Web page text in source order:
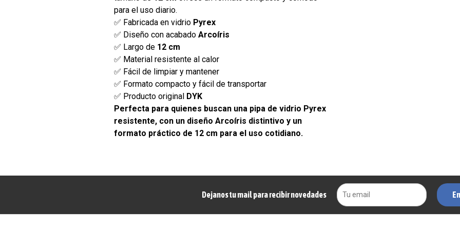
para el uso diario.
✅ Fabricada en vidrio Pyrex
✅ Diseño con acabadoArcoíris
✅ Largo de 12 cm
✅ Material resistente al calor
✅ Fácil de limpiar y mantener
✅ Formato compacto y fácil de transportar
✅ Producto original DYK
Perfecta para quienes buscan una pipa de vidrio Pyrex
resistente, con un diseño Arcoíris distintivo y un
formato práctico de 12 cm para el uso cotidiano.
Dejanos tu mail para recibir novedades